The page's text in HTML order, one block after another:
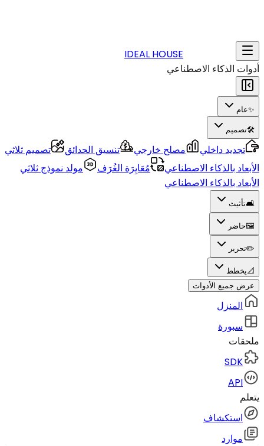
IDEAL HOUSE
أدوات الذكاء الاصطناعي
✨عام
🛠️تصميم
تجديد داخلي مصلح خارجي تنسيق الحدائق
تصميم ثلاثي
الأبعاد بالذكاء الاصطناعي
مُعَايِرَة الغُرَف
مولد نموذج ثلاثي
الأبعاد بالذكاء الاصطناعي
🛋️تأثيث
🖼️حاضر
✏️تحرير
📐يخطط
عرض جميع الأدوات
المنزل
سبورة
ملحقات
SDK
API
يتعلم
استكشاف
موارد